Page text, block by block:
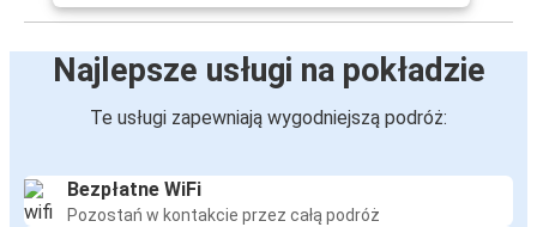
Najlepsze usługi na pokładzie
Te usługi zapewniają wygodniejszą podróż:
Bezpłatne WiFi
Pozostań w kontakcie przez całą podróż